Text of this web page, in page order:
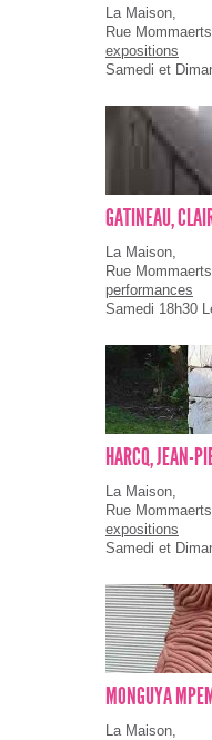
La Maison,
Rue
expositions
Samedi et
GATINEAU,
La Maison,
Rue
performances
Samedi 18h30
HARCQ, JEAN-
La Maison,
Rue
expositions
Samedi et
MONGUYA
La Maison,